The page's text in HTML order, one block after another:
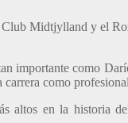
Club Midtjylland y el
importante como
como
altos en la historia